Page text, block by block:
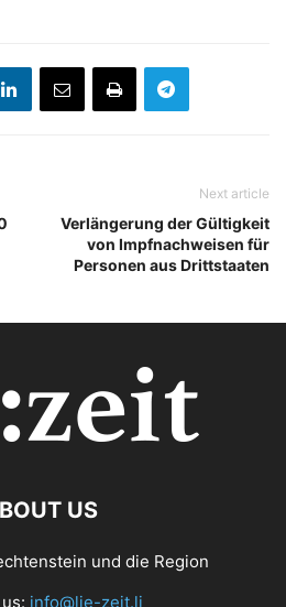
Next article
Verlängerung der Gültigkeit
von Impfnachweisen für
Personen aus Drittstaaten
US
und die Region
info@lie-zeit.li